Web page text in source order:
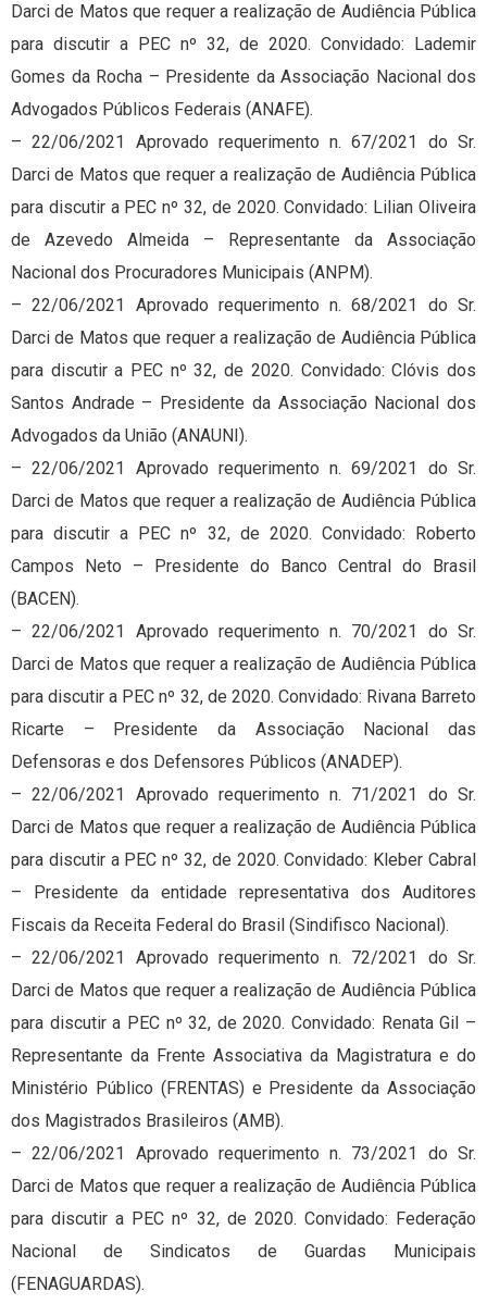
Darci de Matos que requer a realização de Audiência Pública
para discutir a PEC nº 32, de 2020. Convidado: Lademir
Gomes da Rocha – Presidente da Associação Nacional dos
Advogados Públicos Federais (ANAFE).
– 22/06/2021 Aprovado requerimento n. 67/2021 do Sr.
Darci de Matos que requer a realização de Audiência Pública
para discutir a PEC nº 32, de 2020. Convidado: Lilian Oliveira
de Azevedo Almeida – Representante da Associação
Nacional dos Procuradores Municipais (ANPM).
– 22/06/2021 Aprovado requerimento n. 68/2021 do Sr.
Darci de Matos que requer a realização de Audiência Pública
para discutir a PEC nº 32, de 2020. Convidado: Clóvis dos
Santos Andrade – Presidente da Associação Nacional dos
Advogados da União (ANAUNI).
– 22/06/2021 Aprovado requerimento n. 69/2021 do Sr.
Darci de Matos que requer a realização de Audiência Pública
para discutir a PEC nº 32, de 2020. Convidado: Roberto
Campos Neto – Presidente do Banco Central do Brasil
(BACEN).
– 22/06/2021 Aprovado requerimento n. 70/2021 do Sr.
Darci de Matos que requer a realização de Audiência Pública
para discutir a PEC nº 32, de 2020. Convidado: Rivana Barreto
Ricarte – Presidente da Associação Nacional das
Defensoras e dos Defensores Públicos (ANADEP).
– 22/06/2021 Aprovado requerimento n. 71/2021 do Sr.
Darci de Matos que requer a realização de Audiência Pública
para discutir a PEC nº 32, de 2020. Convidado: Kleber Cabral
– Presidente da entidade representativa dos Auditores
Fiscais da Receita Federal do Brasil (Sindifisco Nacional).
– 22/06/2021 Aprovado requerimento n. 72/2021 do Sr.
Darci de Matos que requer a realização de Audiência Pública
para discutir a PEC nº 32, de 2020. Convidado: Renata Gil –
Representante da Frente Associativa da Magistratura e do
Ministério Público (FRENTAS) e Presidente da Associação
dos Magistrados Brasileiros (AMB).
– 22/06/2021 Aprovado requerimento n. 73/2021 do Sr.
Darci de Matos que requer a realização de Audiência Pública
para discutir a PEC nº 32, de 2020. Convidado: Federação
Nacional de Sindicatos de Guardas Municipais
(FENAGUARDAS).